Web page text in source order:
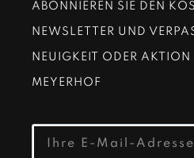
ABONNIEREN SIE DEN
NEWSLETTER UND
NEUIGKEIT ODER AKTION
MEYERHOF